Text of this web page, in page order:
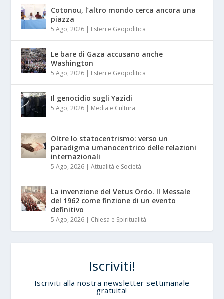
Cotonou, l’altro mondo cerca ancora una
piazza
5 Ago, 2026 | Esteri e Geopolitica
Le bare di Gaza accusano anche
Washington
5 Ago, 2026 | Esteri e Geopolitica
Il genocidio sugli Yazidi
5 Ago, 2026 | Media e Cultura
Oltre lo statocentrismo: verso un
paradigma umanocentrico delle relazioni
internazionali
5 Ago, 2026 |Attualità e Società
La invenzione del Vetus Ordo. Il Messale
del 1962 come finzione di un evento
definitivo
5 Ago, 2026 | Chiesa e Spiritualità
Iscriviti!
Iscriviti alla nostra newsletter settimanale
gratuita!